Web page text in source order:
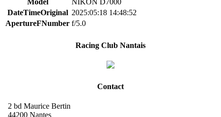
Model
NIKON D7000
DateTimeOriginal 2025:05:18 14:48:52
ApertureFNumber f/5.0
Racing Club Nantais
Contact
2 bd Maurice Bertin
44200 Nantes